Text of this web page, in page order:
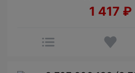
1 417 ₽